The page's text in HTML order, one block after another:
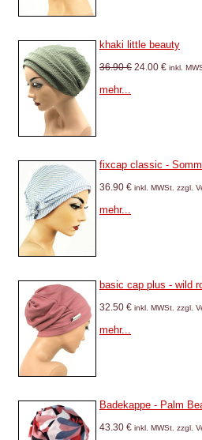
khaki little beauty
36.90 € 24.00 € inkl.
mehr...
fixcap classic -
36.90 € inkl. MWSt. zzgl.
mehr...
basic cap plus - wild
32.50 € inkl. MWSt. zzgl.
mehr...
Badekappe - Palm
43.30 € inkl. MWSt. zzgl.